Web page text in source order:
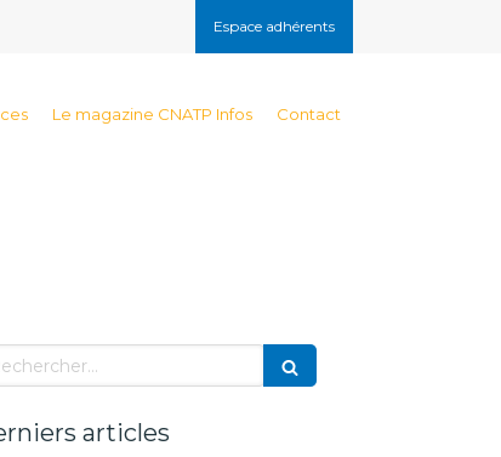
Espace adhérents
Le magazine CNATP Infos Contact
articles